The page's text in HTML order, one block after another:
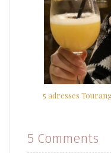
5 adresses
5 Comments